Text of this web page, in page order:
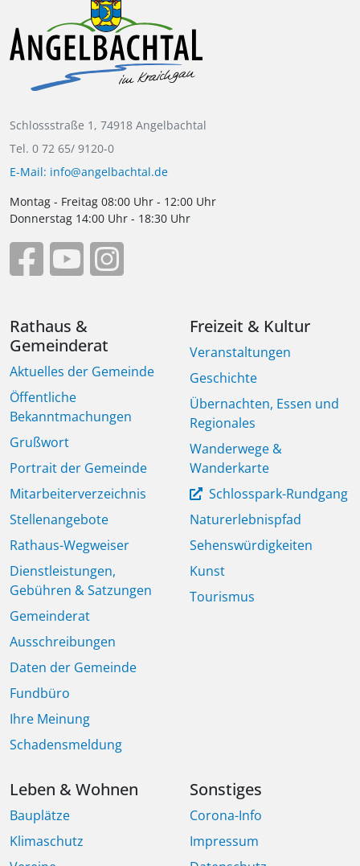
Schlossstraße 1, 74918 Angelbachtal
Tel. 0 72 65/ 9120-0
E-Mail: info@angelbachtal.de
Montag - Freitag 08:00 Uhr - 12:00 Uhr
Donnerstag 14:00 Uhr - 18:30 Uhr
Rathaus &
Gemeinderat
Aktuelles der Gemeinde
Öffentliche
Bekanntmachungen
Grußwort
Portrait der Gemeinde
Mitarbeiterverzeichnis
Stellenangebote
Rathaus-Wegweiser
Dienstleistungen,
Gebühren & Satzungen
Gemeinderat
Ausschreibungen
Daten der Gemeinde
Fundbüro
Ihre Meinung
Schadensmeldung
Freizeit & Kultur
Veranstaltungen
Geschichte
Übernachten, Essen und
Regionales
Wanderwege &
Wanderkarte
Schlosspark-Rundgang
Naturerlebnispfad
Sehenswürdigkeiten
Kunst
Tourismus
Leben & Wohnen
Bauplätze
Klimaschutz
Sonstiges
Corona-Info
Impressum